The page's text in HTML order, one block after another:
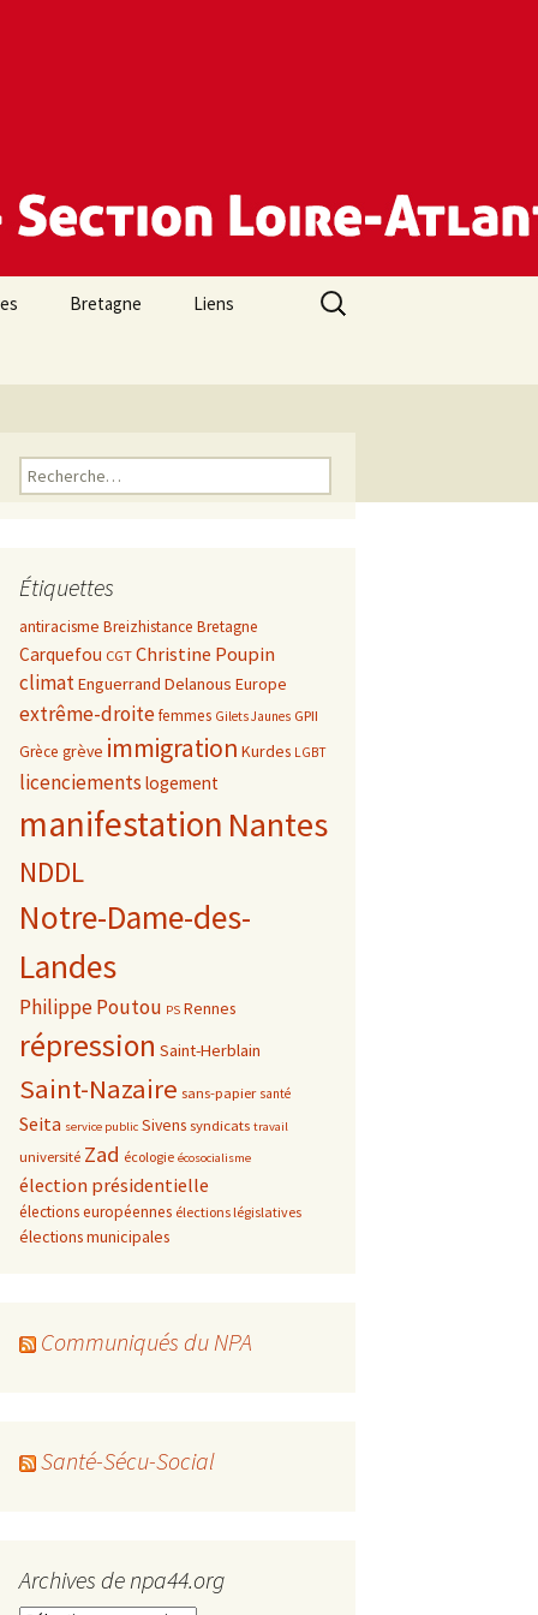
Bretagne Liens
Rechercher :
Rechercher :
Étiquettes
antiracisme Breizhistance Bretagne
Carquefou CGTChristine Poupin
climatEnguerrand Delanous Europe
extrême-droitefemmes Gilets Jaunes GPII
Grèce grève immigration Kurdes LGBT
licenciements logement
manifestation Nantes
NDDL
Notre-Dame-des-
Landes
Philippe Poutou PS Rennes
répression Saint-Herblain
Saint-Nazaire sans-papier santé
Seita service public Sivens syndicats travail
université Zad écologie écosocialisme
élection présidentielle
élections européennes élections législatives
élections municipales
Communiqués du NPA
Santé-Sécu-Social
Archives de npa44.org